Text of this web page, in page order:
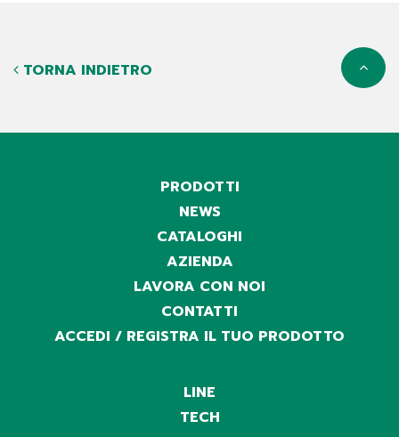
TORNA INDIETRO
PRODOTTI
NEWS
CATALOGHI
AZIENDA
LAVORA CON NOI
CONTATTI
ACCEDI / REGISTRA IL TUO PRODOTTO
LINE
TECH